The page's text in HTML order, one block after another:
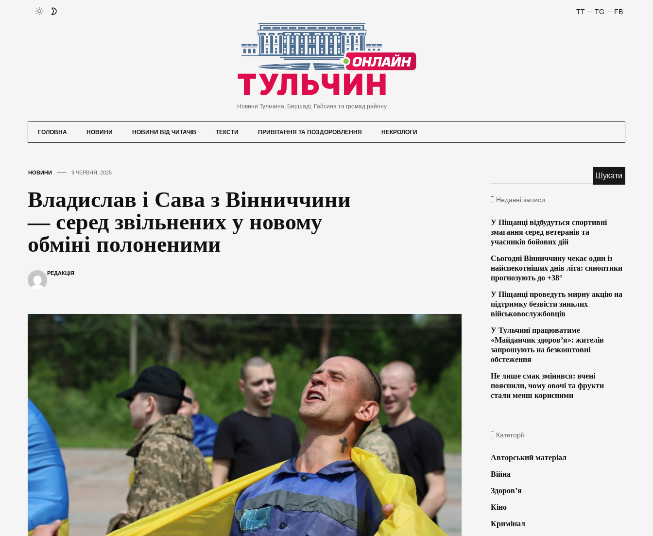
FB
TG
TT
Новини Тульчина, Бершаді, Гайсина та громад району
ГОЛОВНА НОВИНИ НОВИНИ ВІД ЧИТАЧІВ ТЕКСТИ ПРИВІТАННЯ ТА ПОЗДОРОВЛЕННЯ НЕКРОЛОГИ
НОВИНИ 9 ЧЕРВНЯ, 2025
Владислав і Сава з Вінниччини
— серед звільнених у новому
обміні полоненими
РЕДАКЦІЯ
Недавні записи
У Піщанці відбудуться спортивні
змагання серед ветеранів та
учасників бойових дій
Сьогодні Вінниччину чекає один із
найспекотніших днів літа: синоптики
прогнозують до +38°
У Піщанці проведуть мирну акцію на
підтримку безвісти зниклих
військовослужбовців
У Тульчині працюватиме
«Майданчик здоров’я»: жителів
запрошують на безкоштовні
обстеження
Не лише смак змінився: вчені
пояснили, чому овочі та фрукти
стали менш корисними
Категорії
Авторський матеріал
Війна
Здоров’я
Кіно
Кримінал